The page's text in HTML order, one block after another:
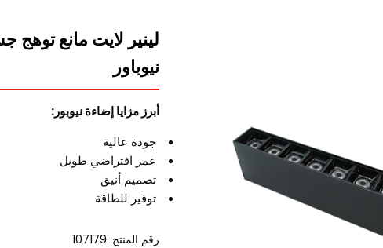
نيوباور
أبرز مزايا إضاءة نيوبور:
جودة عالية
عمر افتراضي طويل
تصميم أنيق
توفير للطاقة
رقم المنتج: 107179